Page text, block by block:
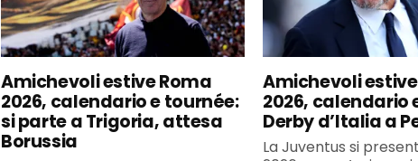
Amichevoli estive Roma
2026, calendario e tournée:
si parte a Trigoria, attesa
Borussia
Amichevoli
2026, calendario
Derby d’Italia a
La Juventus si